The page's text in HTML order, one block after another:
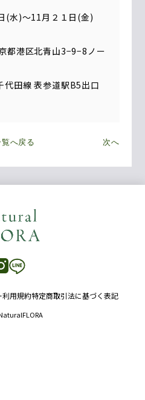
(水)～11月２１日(金)
都港区北青山3−9−8ノー
代田線 表参道駅B5出口
へ戻る 次へ
利用規約特定商取引法に基づく表記